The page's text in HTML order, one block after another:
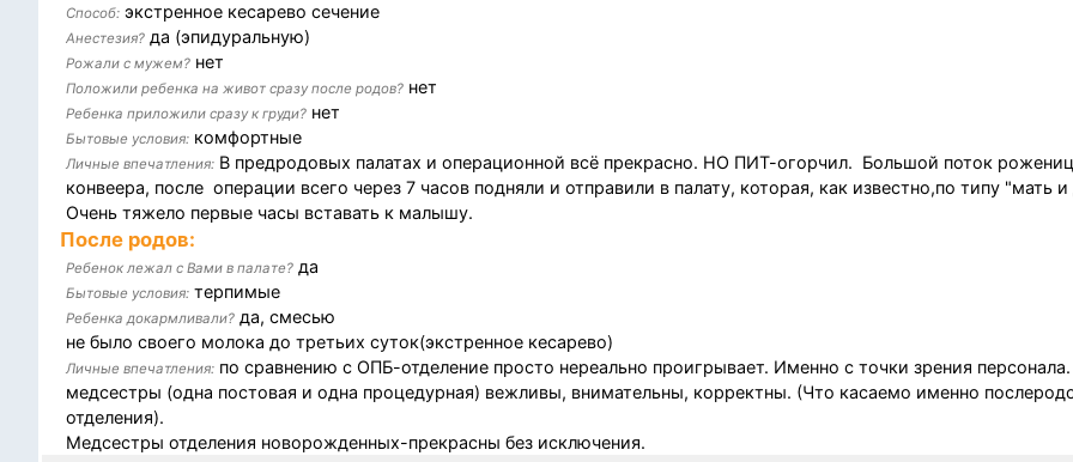
Способ: экстренное кесарево сечение
Анестезия? да (эпидуральную)
Рожали с мужем? нет
Положили ребенка на живот сразу после родов? нет
Ребенка приложили сразу к груди? нет
Бытовые условия: комфортные
Личные впечатления: В предродовых палатах и операционной всё прекрасно. НО ПИТ-огорчил. Большой поток
конвеера, после операции всего через 7 часов подняли и отправили в палату, которая, как известно,по типу "мать и
Очень тяжело первые часы вставать к малышу.
После родов:
Ребенок лежал с Вами в палате? да
Бытовые условия: терпимые
Ребенка докармливали? да, смесью
не было своего молока до третьих суток(экстренное кесарево)
Личные впечатления: по сравнению с ОПБ-отделение просто нереально проигрывает. Именно с точки зрения
медсестры (одна постовая и одна процедурная) вежливы, внимательны, корректны. (Что касаемо именно
отделения).
Медсестры отделения новорожденных-прекрасны без исключения.